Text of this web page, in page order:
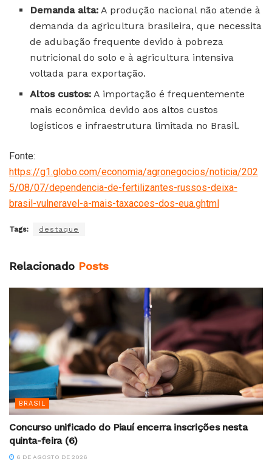
Demanda alta: A produção nacional não atende à
demanda da agricultura brasileira, que necessita
de adubação frequente devido à pobreza
nutricional do solo e à agricultura intensiva
voltada para exportação.
Altos custos: A importação é frequentemente
mais econômica devido aos altos custos
logísticos e infraestrutura limitada no Brasil.
Fonte:
https://g1.globo.com/economia/agronegocios/noticia/202
5/08/07/dependencia-de-fertilizantes-russos-deixa-
brasil-vulneravel-a-mais-taxacoes-dos-eua.ghtml
Tags: destaque
Relacionado Posts
BRASIL
Concurso unificado do Piauí encerra inscrições nesta
quinta-feira (6)
6 DE AGOSTO DE 2026